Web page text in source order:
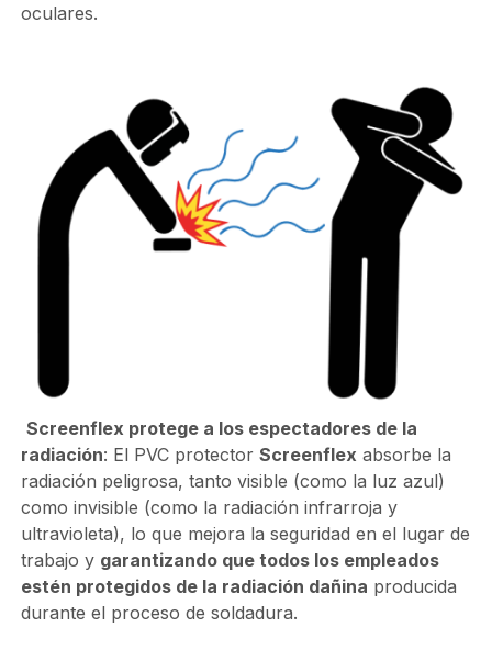
oculares.
Screenflex protege a los espectadores de la
radiación: El PVC protector Screenflex absorbe la
radiación peligrosa, tanto visible (como la luz azul)
como invisible (como la radiación infrarroja y
ultravioleta), lo que mejora la seguridad en el lugar de
trabajo y garantizando que todos los empleados
estén protegidos de la radiación dañina producida
durante el proceso de soldadura.